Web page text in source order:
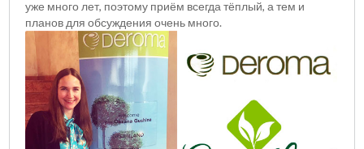
уже много лет, поэтому приём всегда тёплый, а тем и
планов для обсуждения очень много.